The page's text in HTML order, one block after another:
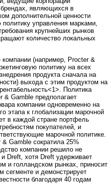
являющихся в
дополнительной ценности
управления марками,
крупнейших рынков
количество локальных
(например, Procter &
политику на всех
продукта сначала на
выхода с этим продуктом на
Политика
& Gamble предполагает
компании одновременно на
этапа к глобализации марочной
в каждой стране портфель
покупателей, и
марочной политике.
Gamble сократила 25%
компании решило не
Dreft, хотя Dreft удерживает
и голландском рынках, приносит
сегменте и демонстрирует
благодаря 40 годам